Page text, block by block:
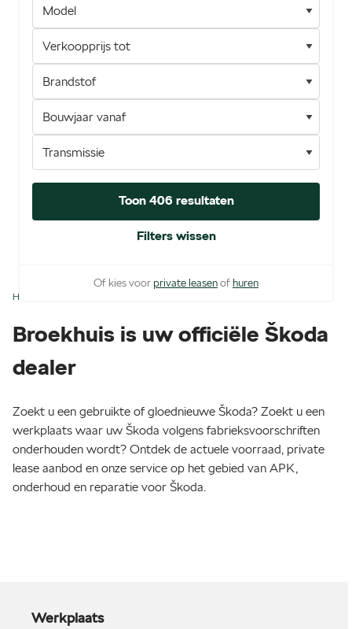
Filters wissen
Toon 406 resultaten
Of kies voor private leasenof huren
Home
Broekhuis is uw officiële Škoda
dealer
Zoekt u een gebruikte of gloednieuwe Škoda? Zoekt u een
werkplaats waar uw Škoda volgens fabrieksvoorschriften
onderhouden wordt? Ontdek de actuele voorraad, private
lease aanbod en onze service op het gebied van APK,
onderhoud en reparatie voor Škoda.
Werkplaats